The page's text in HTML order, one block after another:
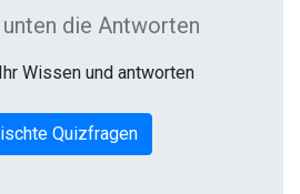
die Antworten
Wissen und antworten
Quizfragen